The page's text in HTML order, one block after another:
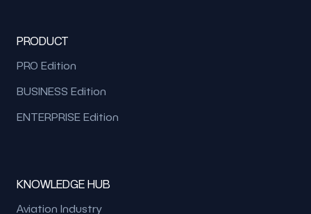
PRODUCT
PRO Edition
BUSINESS Edition
ENTERPRISE Edition
KNOWLEDGE HUB
Aviation Industry